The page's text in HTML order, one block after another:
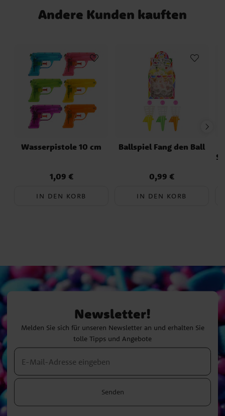
Andere Kunden kauften
Wasserpistole 10 cm
Preis:1,09 €
1,09 €
IN DEN KORB
Ballspiel Fang den Ball
Preis:0,99 €
0,99 €
IN DEN KORB
Newsletter!
Melden Sie sich für unseren Newsletter an und erhalten Sie
tolle Tipps und Angebote
Senden